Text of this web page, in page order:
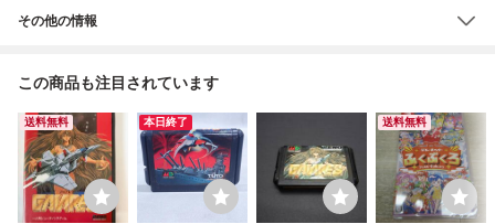
その他の情報
この商品も注目されています
送料無料 本日終了 送料無料